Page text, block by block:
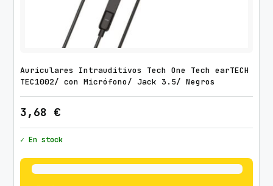
Auriculares Intrauditivos Tech One Tech earTECH
TEC1002/ con Micrófono/ Jack 3.5/ Negros
3,68 €
✓ En stock